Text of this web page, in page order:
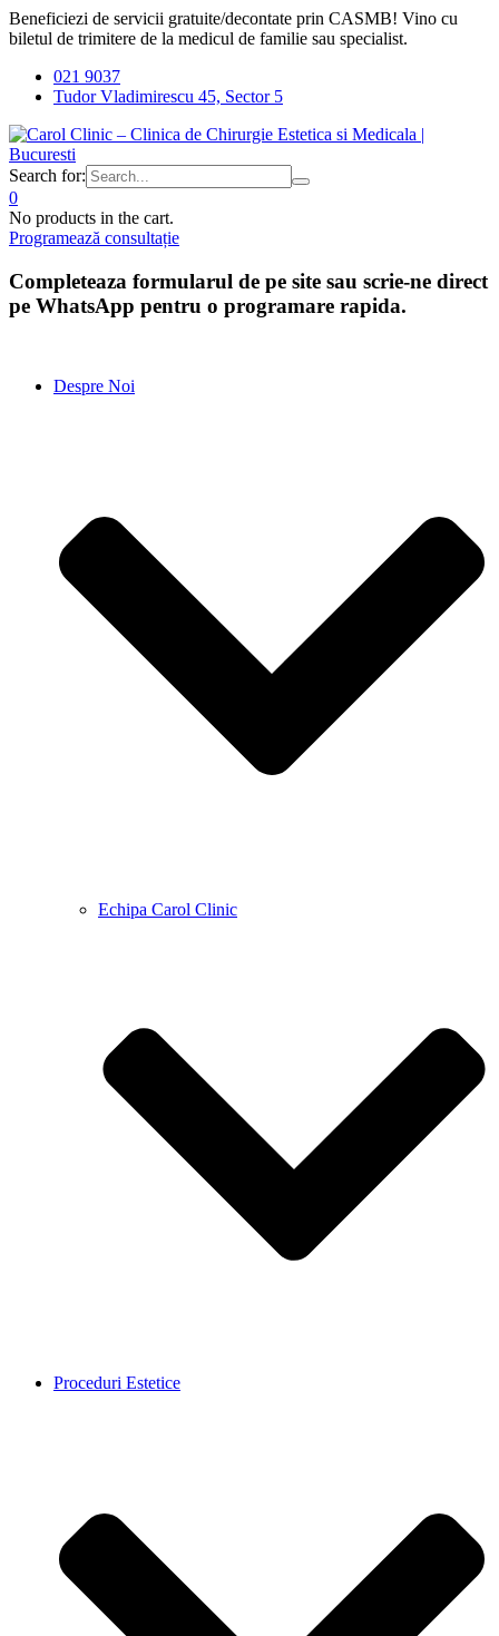
Beneficiezi de servicii gratuite/decontate prin CASMB! Vino cu
biletul de trimitere de la medicul de familie sau specialist.
021 9037
Tudor Vladimirescu 45, Sector 5
Search for:
0
No products in the cart.
Programează consultație
Completeaza formularul de pe site sau scrie-ne direct
pe WhatsApp pentru o programare rapida.
Despre Noi
Echipa Carol Clinic
Proceduri Estetice